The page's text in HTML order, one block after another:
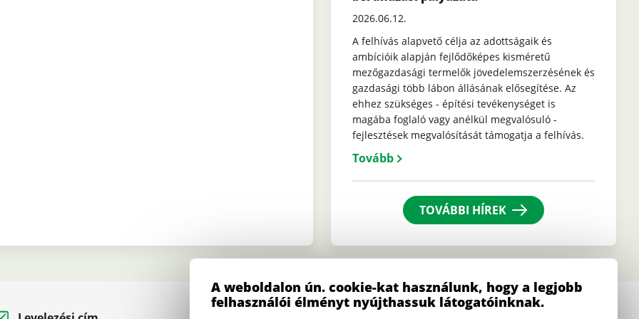
2026.06.12.
A felhívás alapvető célja az adottságaik és
ambícióik alapján fejlődőképes kisméretű
mezőgazdasági termelők jövedelemszerzésének és
gazdasági több lábon állásának elősegítése. Az
ehhez szükséges - építési tevékenységet is
magába foglaló vagy anélkül megvalósuló -
fejlesztések megvalósítását támogatja a felhívás.
Tovább
TOVÁBBI HÍREK
A weboldalon ún. cookie-kat használunk, hogy a legjobb
felhasználói élményt nyújthassuk látogatóinknak.